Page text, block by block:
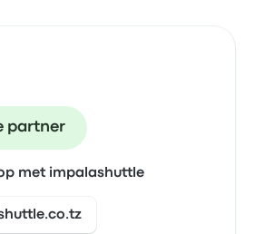
partner
met impalashuttle